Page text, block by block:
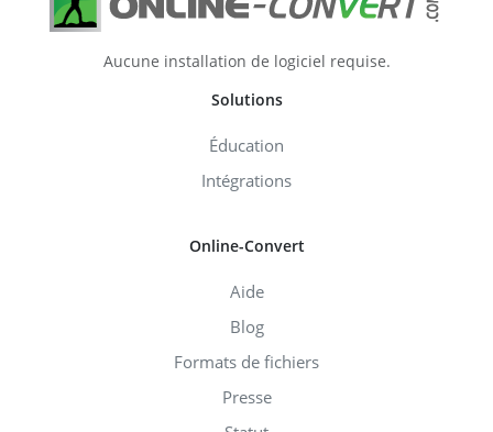
Aucune installation de logiciel requise.
Solutions
Éducation
Intégrations
Online-Convert
Aide
Blog
Formats de fichiers
Presse